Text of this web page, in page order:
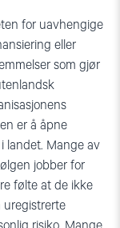
for uavhengige
eller
som gjør
er å åpne
landet. Mange av
jobber for
følte at de ikke
uregistrerte